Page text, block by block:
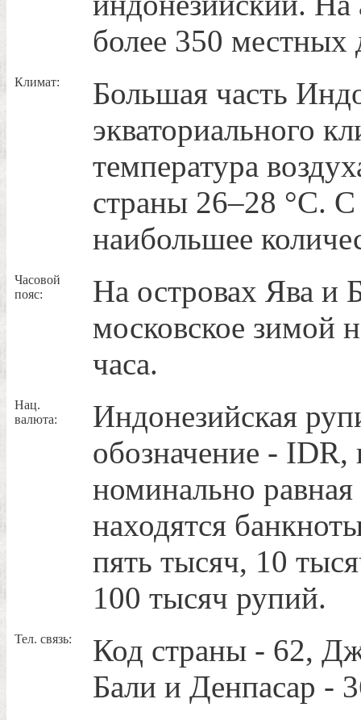
более 350 местных
Климат:
Большая часть
экваториального
температура
страны 26–28 °C.
наибольшее
Часовой
пояс:
На островах Ява и
московское зимой
часа.
Нац.
валюта:
Индонезийская
обозначение -
номинально
находятся
пять тысяч, 10
100 тысяч рупий.
Тел. связь:
Код страны - 62,
Бали и Денпасар -